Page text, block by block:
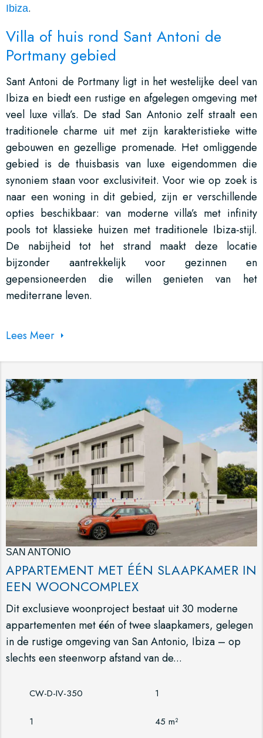
Ibiza.
Villa of huis rond Sant Antoni de
Portmany gebied
Sant Antoni de Portmany ligt in het westelijke deel van
Ibiza en biedt een rustige en afgelegen omgeving met
veel luxe villa’s. De stad San Antonio zelf straalt een
traditionele charme uit met zijn karakteristieke witte
gebouwen en gezellige promenade. Het omliggende
gebied is de thuisbasis van luxe eigendommen die
synoniem staan voor exclusiviteit. Voor wie op zoek is
naar een woning in dit gebied, zijn er verschillende
opties beschikbaar: van moderne villa’s met infinity
pools tot klassieke huizen met traditionele Ibiza-stijl.
De nabijheid tot het strand maakt deze locatie
bijzonder aantrekkelijk voor gezinnen en
gepensioneerden die willen genieten van het
mediterrane leven.
Lees Meer
SAN ANTONIO
APPARTEMENT MET ÉÉN SLAAPKAMER IN
EEN WOONCOMPLEX
Dit exclusieve woonproject bestaat uit 30 moderne
appartementen met één of twee slaapkamers, gelegen
in de rustige omgeving van San Antonio, Ibiza – op
slechts een steenworp afstand van de...
CW-D-IV-350 1
1 45 m²